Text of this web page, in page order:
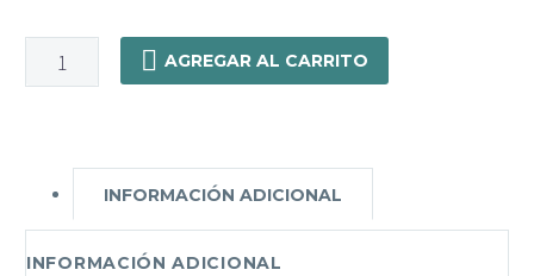
28422
-
100%
Polyester
1,50
AGREGAR AL CARRITO
INFORMACIÓN ADICIONAL
INFORMACIÓN ADICIONAL